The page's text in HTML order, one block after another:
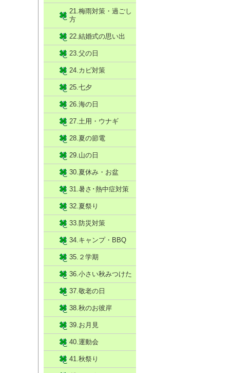
21.梅雨対策・過ごし
方
22.結婚式の思い出
23.父の日
24.カビ対策
25.七夕
26.海の日
27.土用・ウナギ
28.夏の節電
29.山の日
30.夏休み・お盆
31.暑さ･熱中症対策
32.夏祭り
33.防災対策
34.キャンプ・BBQ
35.２学期
36.小さい秋みつけた
37.敬老の日
38.秋のお彼岸
39.お月見
40.運動会
41.秋祭り